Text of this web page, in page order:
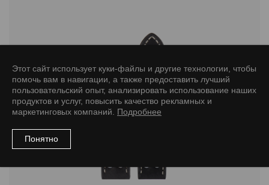
Этот сайт использует куки-файлы и другие технологии, чтобы
помочь вам в навигации, а также предоставить лучший
пользовательский опыт, анализировать использование наших
продуктов и услуг, повысить качество рекламных и
маркетинговых компаний. Подробнее
Понятно